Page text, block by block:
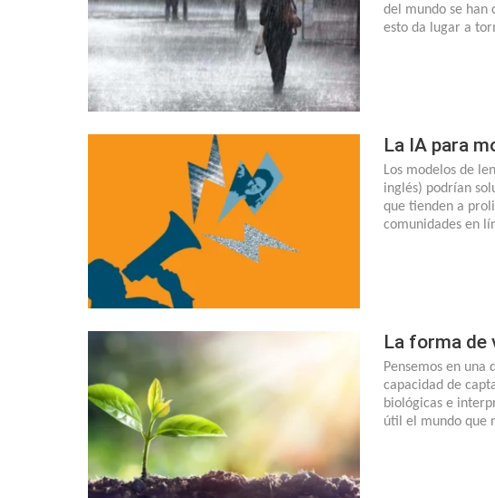
del mundo se han
esto da lugar a
La IA para
Los modelos de
inglés) podrían
que tienden a
comunidades en
La forma de
Pensemos en una
capacidad de
biológicas e
útil el mundo que